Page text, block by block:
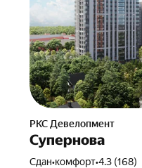
РКС Девелопмент
Супернова
Сдан•комфорт•4.3 (168)